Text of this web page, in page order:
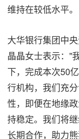
维持在较低水平。
大华银行集团中
晶晶女士表示："
下，完成本次50
行机构，我们充
性，即便在地缘
持稳定。我们将
长期合作，助力